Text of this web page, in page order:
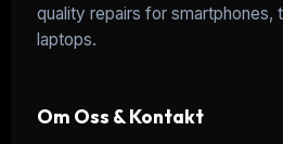
quality repairs for smartphones,
laptops.
Om Oss & Kontakt